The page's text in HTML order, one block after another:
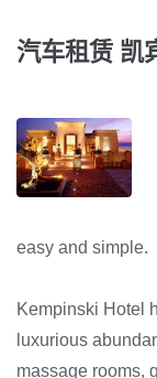
汽车租赁 凯
easy and simple.
Kempinski Hotel
luxurious
massage rooms,